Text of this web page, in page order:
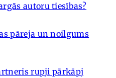
autoru tiesības?
pāreja un noilgums
rupji pārkāpj